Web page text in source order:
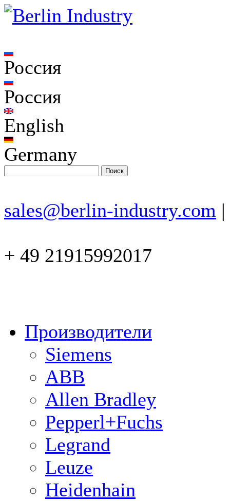
Россия
Россия
English
Germany
sales@berlin-industry.com |
+ 49 21915992017
Производители
Siemens
ABB
Allen Bradley
Pepperl+Fuchs
Legrand
Leuze
Heidenhain